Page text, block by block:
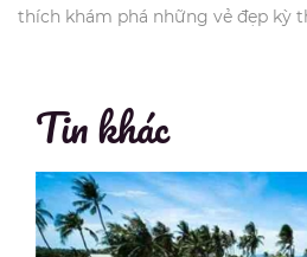
thích khám phá những vẻ đẹp kỳ
Tin khác